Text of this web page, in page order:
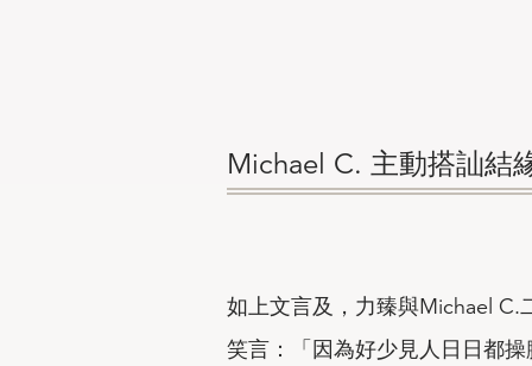
Michael C. 主動搭訕結
如上文言及，力臻與Michael C.
笑言：「因為好少見人日日都